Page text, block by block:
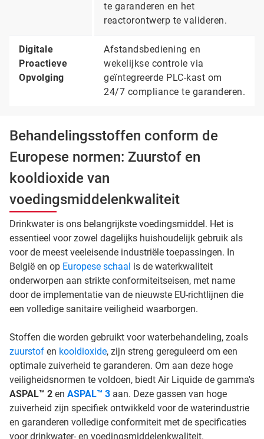
te garanderen en het
reactorontwerp te valideren.
Digitale
Proactieve
Opvolging
Afstandsbediening en
wekelijkse controle via
geïntegreerde PLC-kast om
24/7 compliance te garanderen.
Behandelingsstoffen conform de
Europese normen: Zuurstof en
kooldioxide van
voedingsmiddelenkwaliteit
Drinkwater is ons belangrijkste voedingsmiddel. Het is
essentieel voor zowel dagelijks huishoudelijk gebruik als
voor de meest veeleisende industriële toepassingen. In
België en op Europese schaal is de waterkwaliteit
onderworpen aan strikte conformiteitseisen, met name
door de implementatie van de nieuwste EU-richtlijnen die
een volledige sanitaire veiligheid waarborgen.
Stoffen die worden gebruikt voor waterbehandeling, zoals
zuurstof en kooldioxide, zijn streng gereguleerd om een
optimale zuiverheid te garanderen. Om aan deze hoge
veiligheidsnormen te voldoen, biedt Air Liquide de gamma's
ASPAL™ 2 en ASPAL™ 3 aan. Deze gassen van hoge
zuiverheid zijn specifiek ontwikkeld voor de waterindustrie
en garanderen volledige conformiteit met de specificaties
voor drinkwater- en voedingsmiddelenkwaliteit.